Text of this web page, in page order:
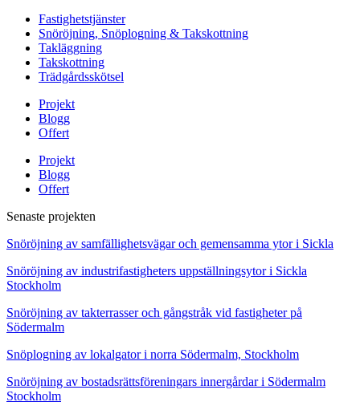
Fastighetstjänster
Snöröjning, Snöplogning & Takskottning
Takläggning
Takskottning
Trädgårdsskötsel
Projekt
Blogg
Offert
Projekt
Blogg
Offert
Senaste projekten
Snöröjning av samfällighetsvägar och gemensamma ytor i Sickla
Snöröjning av industrifastigheters uppställningsytor i Sickla
Stockholm
Snöröjning av takterrasser och gångstråk vid fastigheter på
Södermalm
Snöplogning av lokalgator i norra Södermalm, Stockholm
Snöröjning av bostadsrättsföreningars innergårdar i Södermalm
Stockholm